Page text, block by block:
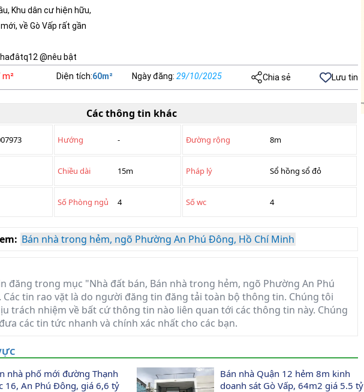
Khu dân cư hiện hữu,
về Gò Vấp rất gần
@nêu bật
m² Diện tích:60m² Ngày đăng: 29/10/2025 Chia sẻ Lưu tin
Các thông tin khác
Hướng - Đường rộng 8m
Chiều dài 15m Pháp lý Sổ hồng sổ đỏ
Số Phòng ngủ 4 Số wc 4
Bán nhà trong hẻm, ngõ Phường An Phú Đông, Hồ Chí Minh
đăng trong mục "Nhà đất bán, Bán nhà trong hẻm, ngõ Phường An Phú
tin rao vặt là do người đăng tin đăng tải toàn bộ thông tin. Chúng tôi
trách nhiệm về bất cứ thông tin nào liên quan tới các thông tin này. Chúng
các tin tức nhanh và chính xác nhất cho các bạn.
nhà phố mới đường Thạnh
16, An Phú Đông, giá 6,6 tỷ
Bán nhà Quận 12 hẻm 8m kinh
doanh sát Gò Vấp, 64m2 giá 5.5 tỷ